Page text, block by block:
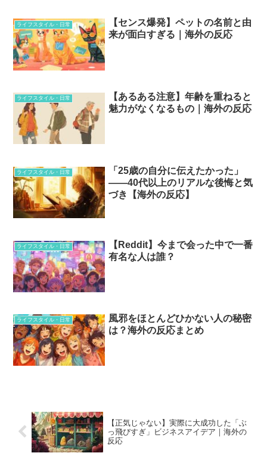
ライフスタイル・日常
【センス爆発】ペットの名前と由
来が面白すぎる｜海外の反応
ライフスタイル・日常
【あるある注意】年齢を重ねると
魅力がなくなるもの｜海外の反応
ライフスタイル・日常
「25歳の自分に伝えたかった」
——40代以上のリアルな後悔と気
づき【海外の反応】
ライフスタイル・日常
【Reddit】今まで会った中で一番
有名な人は誰？
ライフスタイル・日常
風邪をほとんどひかない人の秘密
は？海外の反応まとめ
【正気じゃない】実際に大成功した「ぶ
っ飛びすぎ」ビジネスアイデア｜海外の
反応